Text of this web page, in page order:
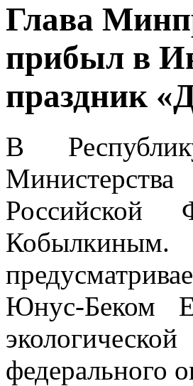
Глава
прибыл в
праздник
В
Кобылкиным.
Юнус-Беком
федерального